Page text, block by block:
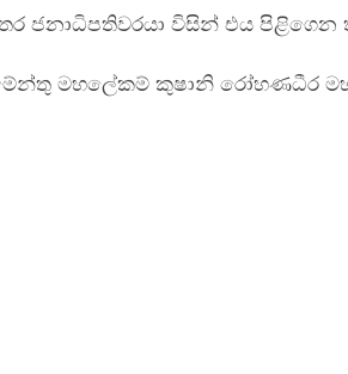
ජනාධිපතිවරයා විසින් එය පිළිගෙන
මහලේකම් කුෂානි රෝහණධීර